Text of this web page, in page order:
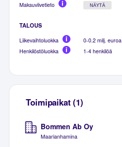
Maksuviivetieto
NÄYTÄ
TALOUS
Liikevaihtoluokka
0-0.2 milj. euroa
Henkilöstöluokka
1-4 henkilöä
Toimipaikat (1)
Bommen Ab Oy
Maarianhamina